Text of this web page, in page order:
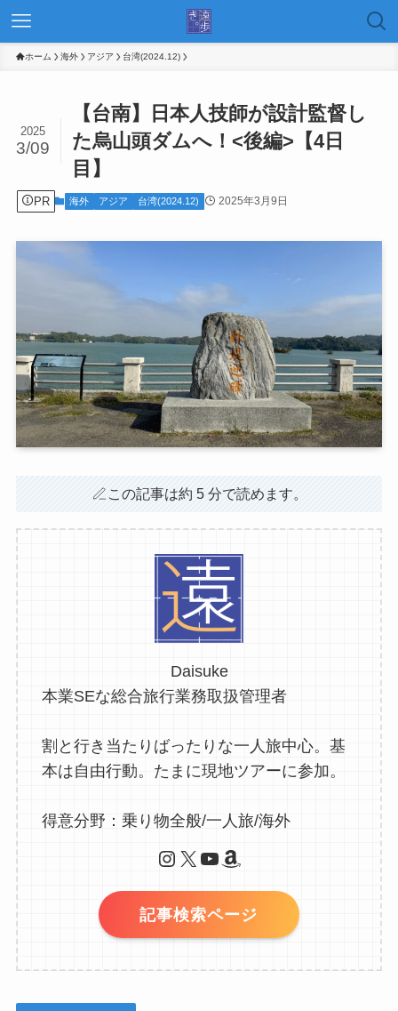
ホーム 海外 アジア 台湾(2024.12)
【台南】日本人技師が設計監督し
た烏山頭ダムへ！<後編>【4日
目】
2025
3/09
PR 海外 アジア 台湾(2024.12) 2025年3月9日
この記事は約 5 分で読めます。
Daisuke
本業SEな総合旅行業務取扱管理者
割と行き当たりばったりな一人旅中心。基
本は自由行動。たまに現地ツアーに参加。
得意分野：乗り物全般/一人旅/海外
Instagram X YouTube Amazon
記事検索ページ